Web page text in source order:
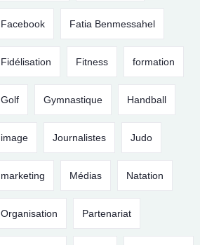
Facebook Fatia Benmessahel
Fidélisation Fitness formation
Golf Gymnastique Handball
image Journalistes Judo
marketing Médias Natation
Organisation Partenariat